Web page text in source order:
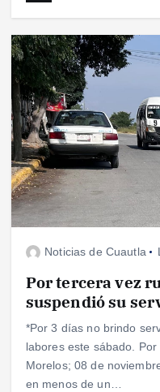
Noticias de Cuautla
Por tercera vez
suspendió su
*Por 3 días no brindo
labores este sábado. Por
Morelos; 08 de
en menos de un…